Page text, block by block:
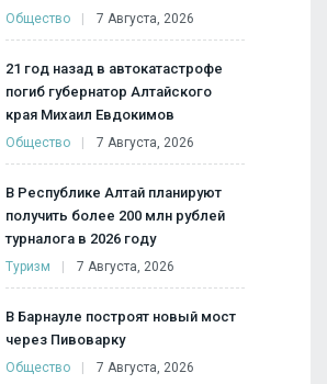
Общество 7 Августа, 2026
21 год назад в автокатастрофе
погиб губернатор Алтайского
края Михаил Евдокимов
Общество 7 Августа, 2026
В Республике Алтай планируют
получить более 200 млн рублей
турналога в 2026 году
Туризм 7 Августа, 2026
В Барнауле построят новый мост
через Пивоварку
Общество 7 Августа, 2026